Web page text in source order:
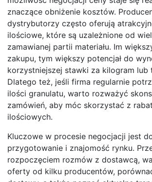
znaczące obniżenie kosztów.
dystrybutorzy często oferują
ilościowe, które są uzależnione od
zamawianej partii materiału. Im
zakupu, tym większy potencjał do
korzystniejszej stawki za kilogram lub
Dlatego też, jeśli firma regularnie
ilości granulatu, warto rozważyć
zamówień, aby móc skorzystać z
ilościowych.
Kluczowe w procesie negocjacji jest
przygotowanie i znajomość rynku.
rozpoczęciem rozmów z dostawcą,
oferty od kilku producentów,